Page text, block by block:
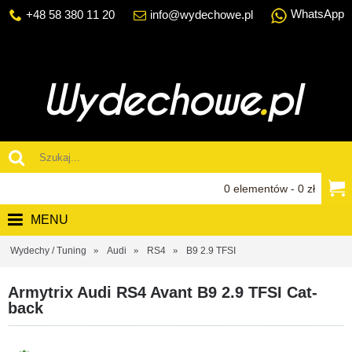
+48 58 380 11 20 info@wydechowe.pl WhatsApp
0 elementów - 0 zł
MENU
Wydechy / Tuning Audi RS4 B9 2.9 TFSI
Armytrix Audi RS4 Avant B9 2.9 TFSI Cat-
back